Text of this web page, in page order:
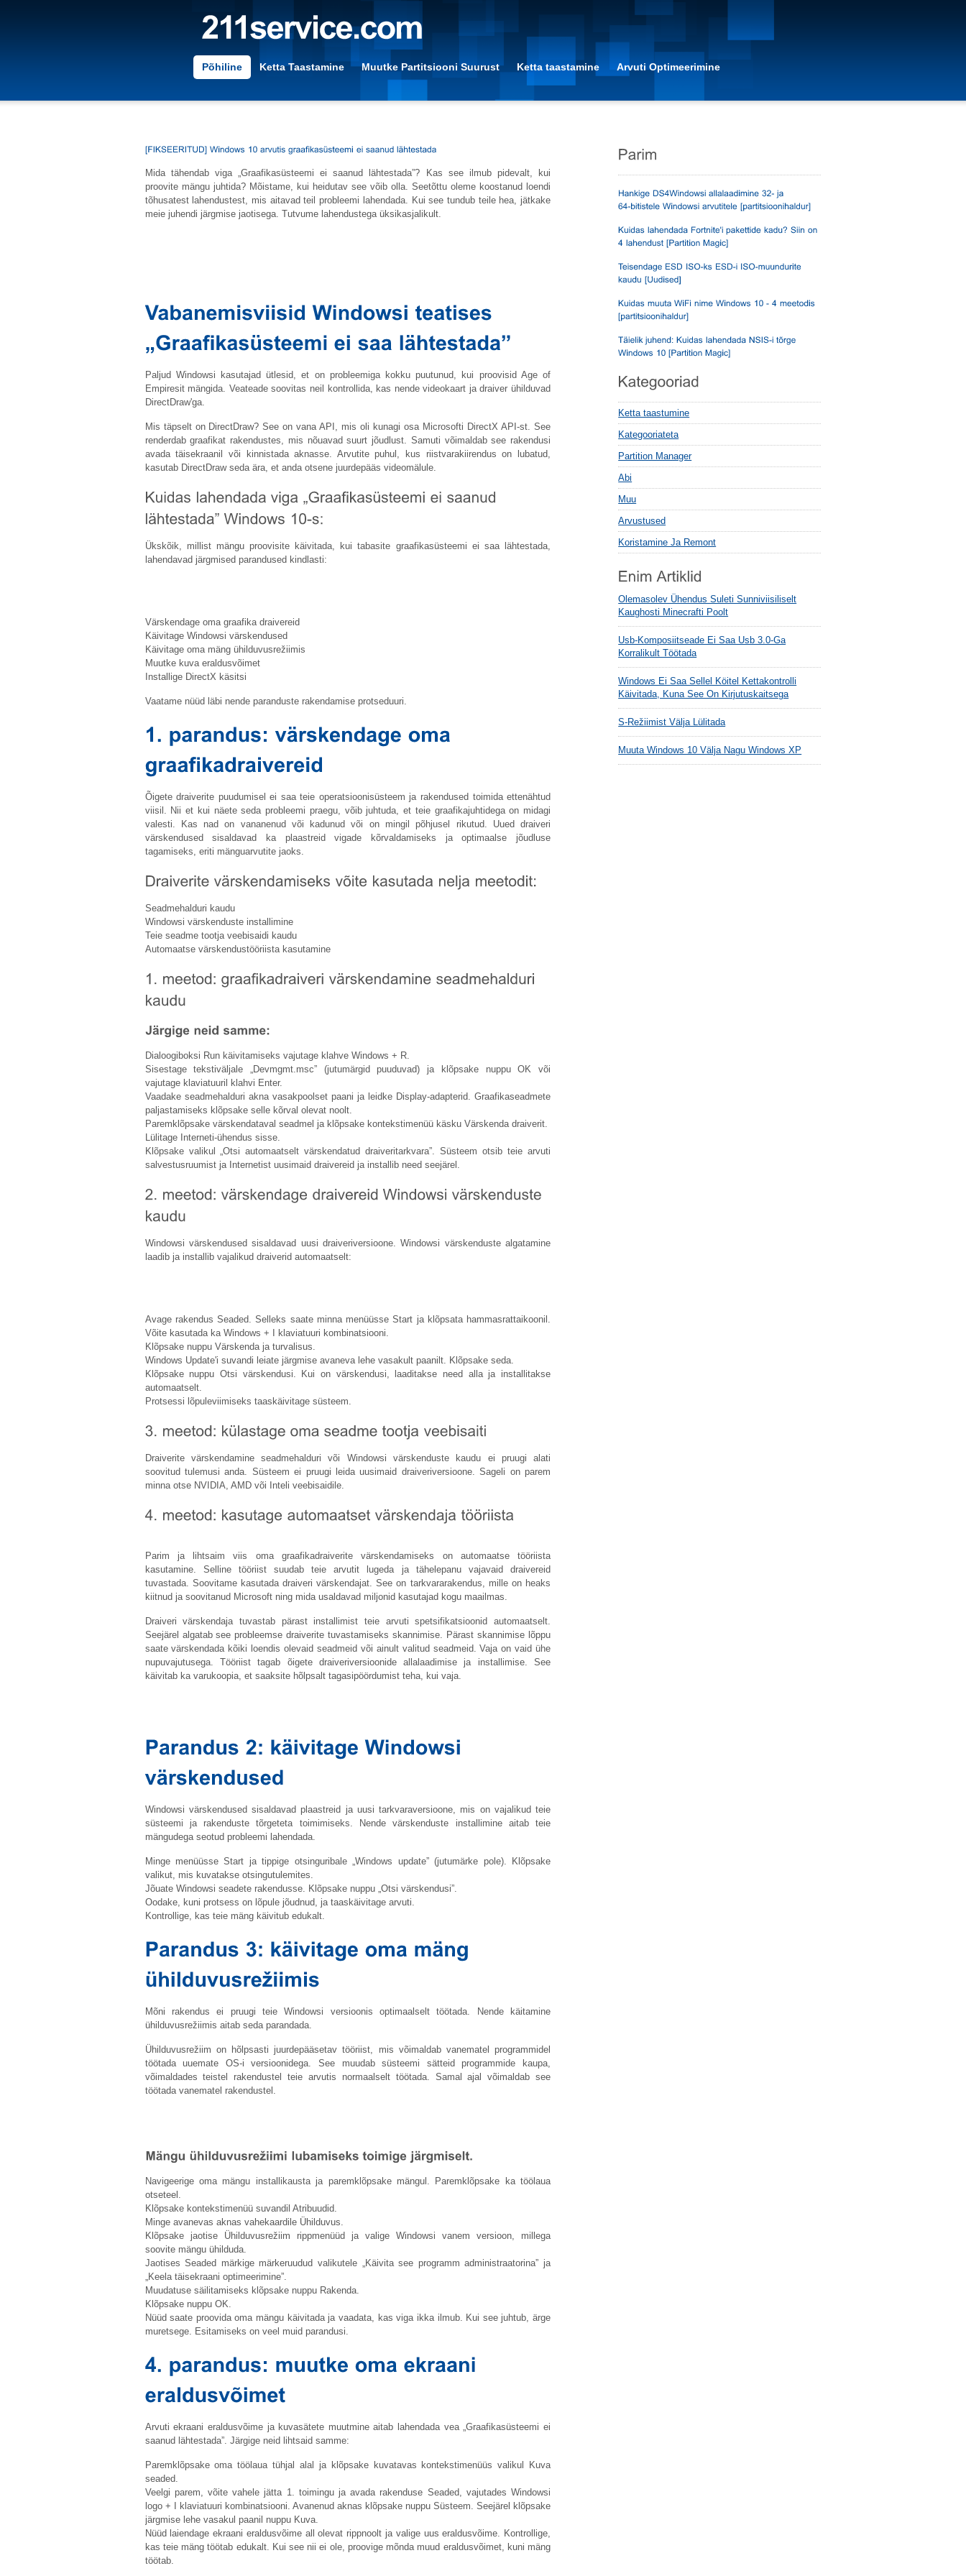
Põhiline Ketta Taastamine Muutke Partitsiooni Suurust Ketta taastamine Arvuti Optimeerimine
Mida tähendab viga „Graafikasüsteemi ei saanud lähtestada”? Kas see ilmub pidevalt, kui
proovite mängu juhtida? Mõistame, kui heidutav see võib olla. Seetõttu oleme koostanud loendi
tõhusatest lahendustest, mis aitavad teil probleemi lahendada. Kui see tundub teile hea, jätkake
meie juhendi järgmise jaotisega. Tutvume lahendustega üksikasjalikult.
Paljud Windowsi kasutajad ütlesid, et on probleemiga kokku puutunud, kui proovisid Age of
Empiresit mängida. Veateade soovitas neil kontrollida, kas nende videokaart ja draiver ühilduvad
DirectDraw'ga.
Mis täpselt on DirectDraw? See on vana API, mis oli kunagi osa Microsofti DirectX API-st. See
renderdab graafikat rakendustes, mis nõuavad suurt jõudlust. Samuti võimaldab see rakendusi
avada täisekraanil või kinnistada aknasse. Arvutite puhul, kus riistvarakiirendus on lubatud,
kasutab DirectDraw seda ära, et anda otsene juurdepääs videomälule.
Ükskõik, millist mängu proovisite käivitada, kui tabasite graafikasüsteemi ei saa lähtestada,
lahendavad järgmised parandused kindlasti:
Värskendage oma graafika draivereid
Käivitage Windowsi värskendused
Käivitage oma mäng ühilduvusrežiimis
Muutke kuva eraldusvõimet
Installige DirectX käsitsi
Vaatame nüüd läbi nende paranduste rakendamise protseduuri.
Õigete draiverite puudumisel ei saa teie operatsioonisüsteem ja rakendused toimida ettenähtud
viisil. Nii et kui näete seda probleemi praegu, võib juhtuda, et teie graafikajuhtidega on midagi
valesti. Kas nad on vananenud või kadunud või on mingil põhjusel rikutud. Uued draiveri
värskendused sisaldavad ka plaastreid vigade kõrvaldamiseks ja optimaalse jõudluse
tagamiseks, eriti mänguarvutite jaoks.
Seadmehalduri kaudu
Windowsi värskenduste installimine
Teie seadme tootja veebisaidi kaudu
Automaatse värskendustööriista kasutamine
Dialoogiboksi Run käivitamiseks vajutage klahve Windows + R.
Sisestage tekstiväljale „Devmgmt.msc” (jutumärgid puuduvad) ja klõpsake nuppu OK või
vajutage klaviatuuril klahvi Enter.
Vaadake seadmehalduri akna vasakpoolset paani ja leidke Display-adapterid. Graafikaseadmete
paljastamiseks klõpsake selle kõrval olevat noolt.
Paremklõpsake värskendataval seadmel ja klõpsake kontekstimenüü käsku Värskenda draiverit.
Lülitage Interneti-ühendus sisse.
Klõpsake valikul „Otsi automaatselt värskendatud draiveritarkvara”. Süsteem otsib teie arvuti
salvestusruumist ja Internetist uusimaid draivereid ja installib need seejärel.
Windowsi värskendused sisaldavad uusi draiveriversioone. Windowsi värskenduste algatamine
laadib ja installib vajalikud draiverid automaatselt:
Avage rakendus Seaded. Selleks saate minna menüüsse Start ja klõpsata hammasrattaikoonil.
Võite kasutada ka Windows + I klaviatuuri kombinatsiooni.
Klõpsake nuppu Värskenda ja turvalisus.
Windows Update'i suvandi leiate järgmise avaneva lehe vasakult paanilt. Klõpsake seda.
Klõpsake nuppu Otsi värskendusi. Kui on värskendusi, laaditakse need alla ja installitakse
automaatselt.
Protsessi lõpuleviimiseks taaskäivitage süsteem.
Draiverite värskendamine seadmehalduri või Windowsi värskenduste kaudu ei pruugi alati
soovitud tulemusi anda. Süsteem ei pruugi leida uusimaid draiveriversioone. Sageli on parem
minna otse NVIDIA, AMD või Inteli veebisaidile.
Parim ja lihtsaim viis oma graafikadraiverite värskendamiseks on automaatse tööriista
kasutamine. Selline tööriist suudab teie arvutit lugeda ja tähelepanu vajavaid draivereid
tuvastada. Soovitame kasutada draiveri värskendajat. See on tarkvararakendus, mille on heaks
kiitnud ja soovitanud Microsoft ning mida usaldavad miljonid kasutajad kogu maailmas.
Draiveri värskendaja tuvastab pärast installimist teie arvuti spetsifikatsioonid automaatselt.
Seejärel algatab see probleemse draiverite tuvastamiseks skannimise. Pärast skannimise lõppu
saate värskendada kõiki loendis olevaid seadmeid või ainult valitud seadmeid. Vaja on vaid ühe
nupuvajutusega. Tööriist tagab õigete draiveriversioonide allalaadimise ja installimise. See
käivitab ka varukoopia, et saaksite hõlpsalt tagasipöördumist teha, kui vaja.
Windowsi värskendused sisaldavad plaastreid ja uusi tarkvaraversioone, mis on vajalikud teie
süsteemi ja rakenduste tõrgeteta toimimiseks. Nende värskenduste installimine aitab teie
mängudega seotud probleemi lahendada.
Minge menüüsse Start ja tippige otsinguribale „Windows update” (jutumärke pole). Klõpsake
valikut, mis kuvatakse otsingutulemites.
Jõuate Windowsi seadete rakendusse. Klõpsake nuppu „Otsi värskendusi”.
Oodake, kuni protsess on lõpule jõudnud, ja taaskäivitage arvuti.
Kontrollige, kas teie mäng käivitub edukalt.
Mõni rakendus ei pruugi teie Windowsi versioonis optimaalselt töötada. Nende käitamine
ühilduvusrežiimis aitab seda parandada.
Ühilduvusrežiim on hõlpsasti juurdepääsetav tööriist, mis võimaldab vanematel programmidel
töötada uuemate OS-i versioonidega. See muudab süsteemi sätteid programmide kaupa,
võimaldades teistel rakendustel teie arvutis normaalselt töötada. Samal ajal võimaldab see
töötada vanematel rakendustel.
Navigeerige oma mängu installikausta ja paremklõpsake mängul. Paremklõpsake ka töölaua
otseteel.
Klõpsake kontekstimenüü suvandil Atribuudid.
Minge avanevas aknas vahekaardile Ühilduvus.
Klõpsake jaotise Ühilduvusrežiim rippmenüüd ja valige Windowsi vanem versioon, millega
soovite mängu ühilduda.
Jaotises Seaded märkige märkeruudud valikutele „Käivita see programm administraatorina” ja
„Keela täisekraani optimeerimine”.
Muudatuse säilitamiseks klõpsake nuppu Rakenda.
Klõpsake nuppu OK.
Nüüd saate proovida oma mängu käivitada ja vaadata, kas viga ikka ilmub. Kui see juhtub, ärge
muretsege. Esitamiseks on veel muid parandusi.
Arvuti ekraani eraldusvõime ja kuvasätete muutmine aitab lahendada vea „Graafikasüsteemi ei
saanud lähtestada”. Järgige neid lihtsaid samme:
Paremklõpsake oma töölaua tühjal alal ja klõpsake kuvatavas kontekstimenüüs valikul Kuva
seaded.
Veelgi parem, võite vahele jätta 1. toimingu ja avada rakenduse Seaded, vajutades Windowsi
logo + I klaviatuuri kombinatsiooni. Avanenud aknas klõpsake nuppu Süsteem. Seejärel klõpsake
järgmise lehe vasakul paanil nuppu Kuva.
Nüüd laiendage ekraani eraldusvõime all olevat rippnoolt ja valige uus eraldusvõime. Kontrollige,
kas teie mäng töötab edukalt. Kui see nii ei ole, proovige mõnda muud eraldusvõimet, kuni mäng
töötab.
Ketta taastumine
Kategooriateta
Partition Manager
Abi
Muu
Arvustused
Koristamine Ja Remont
Olemasolev Ühendus Suleti Sunniviisiliselt
Kaughosti Minecrafti Poolt
Usb-Komposiitseade Ei Saa Usb 3.0-Ga
Korralikult Töötada
Windows Ei Saa Sellel Köitel Kettakontrolli
Käivitada, Kuna See On Kirjutuskaitsega
S-Režiimist Välja Lülitada
Muuta Windows 10 Välja Nagu Windows XP